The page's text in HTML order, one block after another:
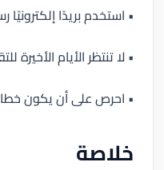
• استخدم بريدًا إلكترونيًا
• لا تنتظر الأيام الأخيرة
• احرص على أن يكون
خلاصة